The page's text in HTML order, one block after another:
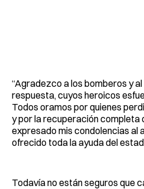
“Agradezco a los bomberos y
respuesta, cuyos heroicos
Todos oramos por quienes
y por la recuperación completa
expresado mis condolencias al
ofrecido toda la ayuda del
Todavía no están seguros que